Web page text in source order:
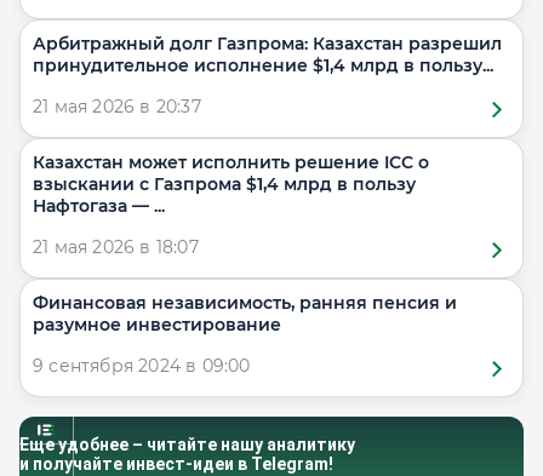
Арбитражный долг Газпрома: Казахстан разрешил
принудительное исполнение $1,4 млрд в пользу...
21 мая 2026 в 20:37
Казахстан может исполнить решение ICC о
взыскании с Газпрома $1,4 млрд в пользу
Нафтогаза — ...
21 мая 2026 в 18:07
Финансовая независимость, ранняя пенсия и
разумное инвестирование
9 сентября 2024 в 09:00
Еще удобнее – читайте нашу аналитику
и получайте инвест-идеи в Telegram!